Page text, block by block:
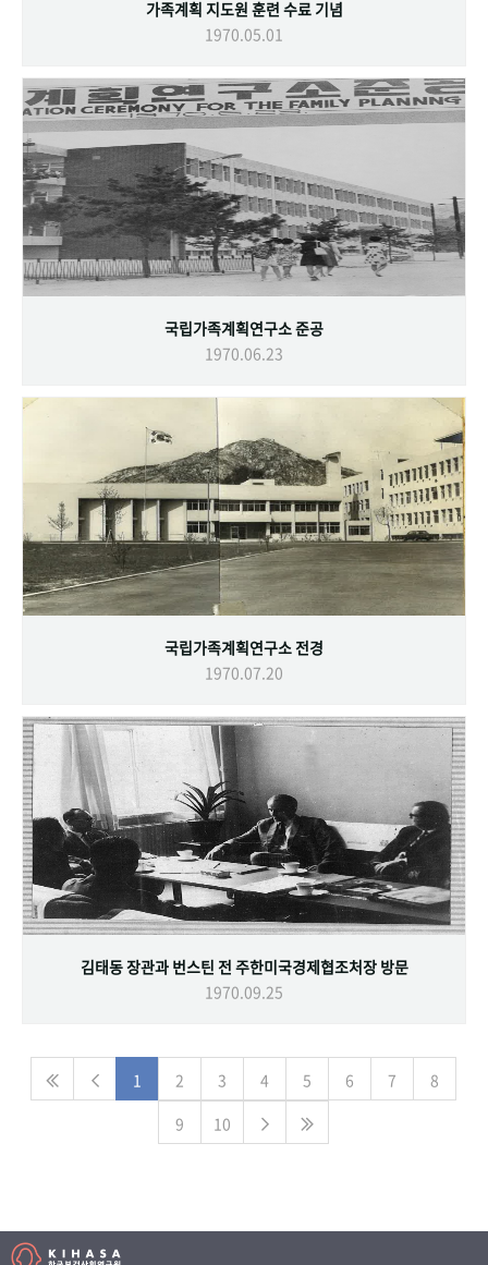
가족계획 지도원 훈련 수료 기념
1970.05.01
국립가족계획연구소 준공
1970.06.23
국립가족계획연구소 전경
1970.07.20
김태동 장관과 번스틴 전 주한미국경제협조처장 방문
1970.09.25
1 2 3 4 5 6 7
8
9
10